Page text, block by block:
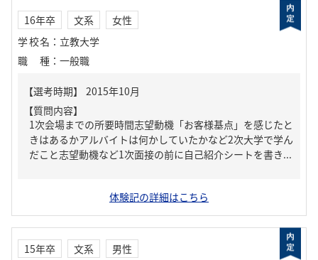
16年卒 文系
女性
学校名 ： 立教大学
職種 ： 一般職
【質問内容】
1次会場までの所要時間志望動機「お客様基点」を感じたと
きはあるかアルバイトは何かしていたかなど2次大学で学ん
だこと志望動機など1次面接の前に自己紹介シートを書き...
体験記の詳細はこちら
15年卒 文系
男性